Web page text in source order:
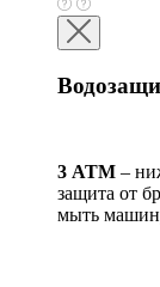
3 АТМ –
защита от
мыть